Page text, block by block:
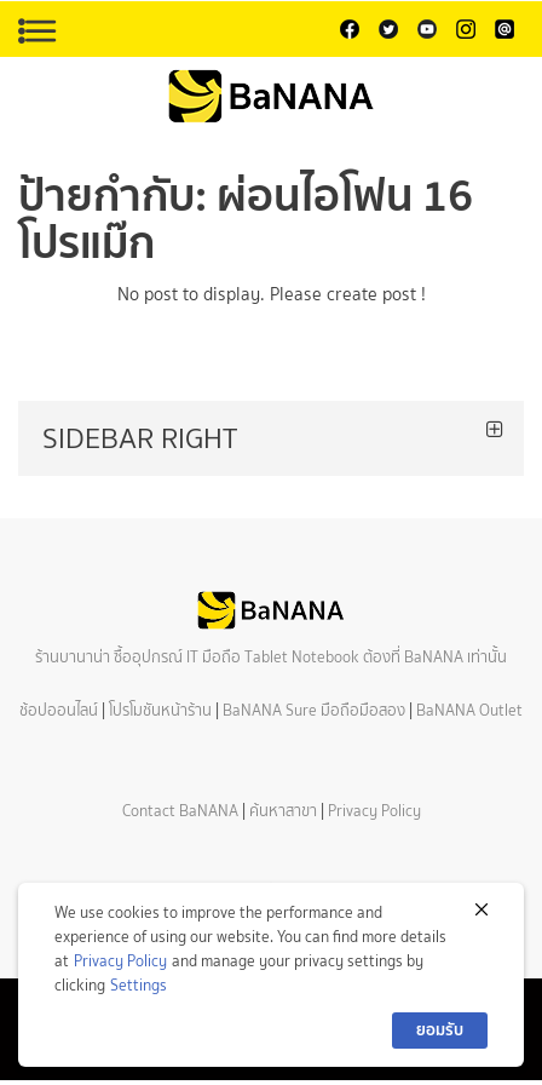
ป้ายกำกับ: ผ่อนไอโฟน 16
โปรแม๊ก
No post to display. Please create post !
SIDEBAR RIGHT
ร้านบานาน่า ซื้ออุปกรณ์ IT มือถือ Tablet Notebook ต้องที่ BaNANA เท่านั้น
ช้อปออนไลน์ | โปรโมชันหน้าร้าน | BaNANA Sure มือถือมือสอง | BaNANA Outlet
Contact BaNANA| ค้นหาสาขา | Privacy Policy
© Copyright 2026 Com7 Public Company Limited All Rights Reserved.
We use cookies to improve the performance and
experience of using our website. You can find more details
at Privacy Policy and manage your privacy settings by
clicking Settings
ยอมรับ